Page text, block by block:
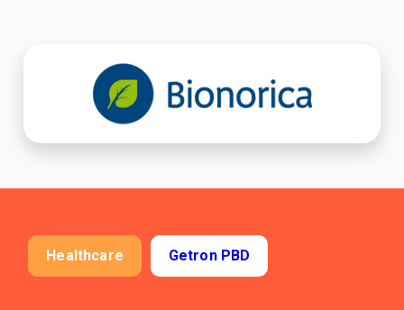
Maliyet Öngörülü Fiyatlandırma Optimizasyonu
Sipariş İş Akışı Yönetimi & Planlaması
Lokasyonlar
Healthcare Getron PBD